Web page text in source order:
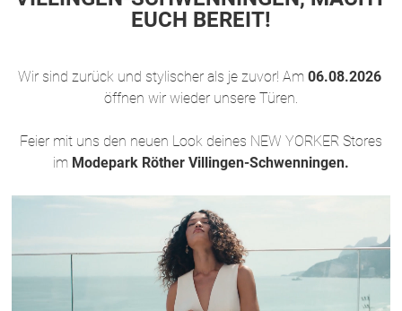
EUCH BEREIT!
Wir sind zurück und stylischer als je zuvor! Am 06.08.2026
öffnen wir wieder unsere Türen.
Feier mit uns den neuen Look deines NEW YORKER Stores
im Modepark Röther Villingen-Schwenningen.